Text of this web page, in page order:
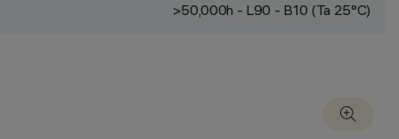
>50,000h - L90 - B10 (Ta 25°C)